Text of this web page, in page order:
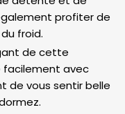
profiter de
froid.
de cette
facilement avec
de vous sentir belle